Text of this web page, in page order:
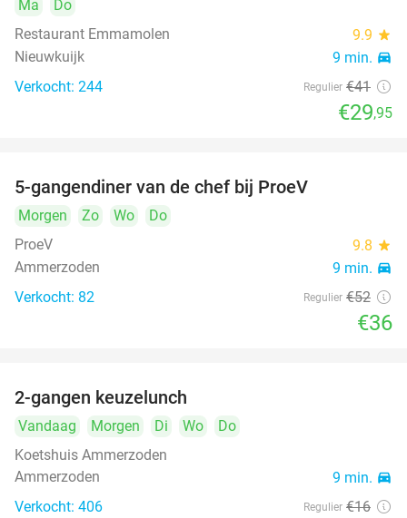
Ma
Do
Restaurant Emmamolen
9.9 star
Nieuwkuijk 9 min. directions_car
Verkocht: 244 Regulier €41
€29,95
5-gangendiner van de chef bij ProeV
Morgen Zo Wo
Do
ProeV
9.8 star
Ammerzoden 9 min. directions_car
Verkocht: 82 Regulier €52
€36
2-gangen keuzelunch
Vandaag Morgen Di Wo
Do
Koetshuis Ammerzoden
Ammerzoden
9 min. directions_car
Verkocht: 406 Regulier €16